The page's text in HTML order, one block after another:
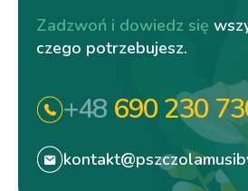
Zadzwoń i dowiedz się
czego potrzebujesz.
+48 690 230